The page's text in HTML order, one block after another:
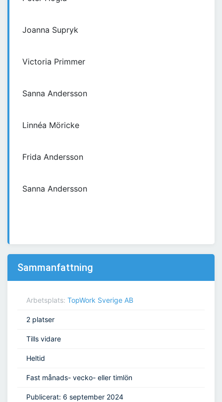
Joanna Supryk
Victoria Primmer
Sanna Andersson
Linnéa Möricke
Frida Andersson
Sanna Andersson
Sammanfattning
Arbetsplats: TopWork Sverige AB
2 platser
Tills vidare
Heltid
Fast månads- vecko- eller timlön
Publicerat: 6 september 2024